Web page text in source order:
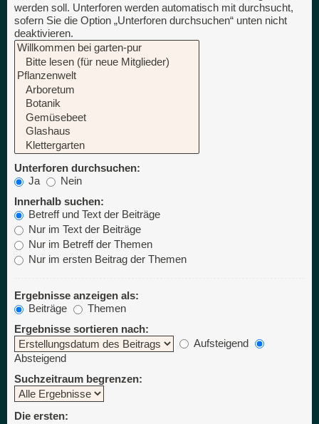
werden soll. Unterforen werden automatisch mit durchsucht,
sofern Sie die Option „Unterforen durchsuchen“ unten nicht
deaktivieren.
Unterforen durchsuchen:
Ja
Nein
Innerhalb suchen:
Betreff und Text der Beiträge
Nur im Text der Beiträge
Nur im Betreff der Themen
Nur im ersten Beitrag der Themen
Ergebnisse anzeigen als:
Beiträge
Themen
Ergebnisse sortieren nach:
Aufsteigend
Absteigend
Suchzeitraum begrenzen:
Die ersten: